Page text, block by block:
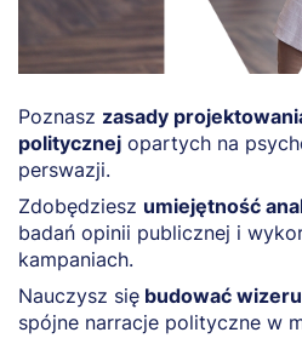
Poznasz zasady
politycznej opartych na
perswazji.
Zdobędziesz umiejętność
badań opinii publicznej i
kampaniach.
Nauczysz się budować
spójne narracje polityczne w